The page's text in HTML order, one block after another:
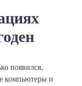
появился,
компьютеры и